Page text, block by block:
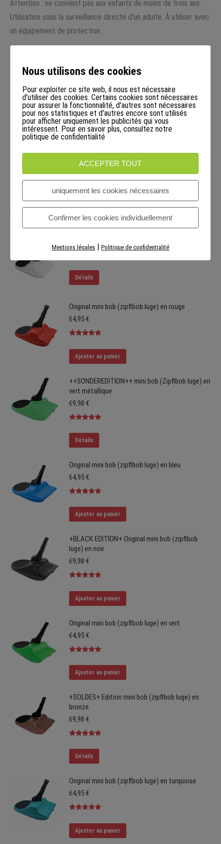
Attention : ne convient pas aux enfants de moins de trois ans.
Utilisation sous la surveillance directe d’un adulte. À utiliser avec
un équipement de protection.
Les droits de garantie légaux s’appliquent à nos marchandises.
Vous trouverez plus d’informations intéressantes sur le zipflob
original sur lesite Internet de mini bob:site original mini bob
Vente uniquement en quantités habituelles pour les ménages -
uniquement pour un usage privé ! La revente commerciale (avec
supplément) est interdite !
Vous aimerez peut-être aussi…
69,98€
Détails
Original mini bob (zipflbob luge) en rouge
64,95€
sur 5
Ajouter au panier
++SONDEREDITION++ mini bob (Zipflbob luge) en
vert métallique
69,98 €
sur 5
Détails
Original mini bob (zipflbob luge) en bleu
64,95€
sur 5
Ajouter au panier
+BLACK EDITION+ Original mini bob (zipflbob
luge) en noir
69,98 €
sur 5
Ajouter au panier
Original mini bob (zipflbob luge) en vert
64,95€
sur 5
Ajouter au panier
+SOLDES+ Edition mini bob (zipflbob luge) en
bronze
69,98 €
sur 5
Détails
Original mini bob (zipflbob luge) en turquoise
64,95€
sur 5
Ajouter au panier
Nous utilisons des cookies
Pour exploiter ce site web, il nous est nécessaire
d'utiliser des cookies. Certains cookies sont nécessaires
pour assurer la fonctionnalité, d'autres sont nécessaires
pour nos statistiques et d'autres encore sont utilisés
pour afficher uniquement les publicités qui vous
intéressent. Pour en savoir plus, consultez notre
politique de confidentialité
ACCEPTER TOUT
uniquement les cookies nécessaires
Confirmer les cookies individuellement
Mentions légales | Politique de confidentialité